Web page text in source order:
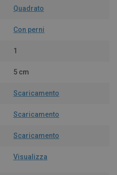
Quadrato
Con perni
1
5 cm
Scaricamento
Scaricamento
Scaricamento
Visualizza